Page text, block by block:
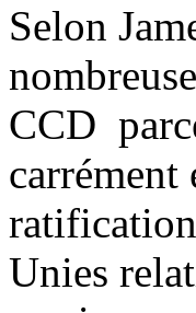
Selon
CCD
Unies